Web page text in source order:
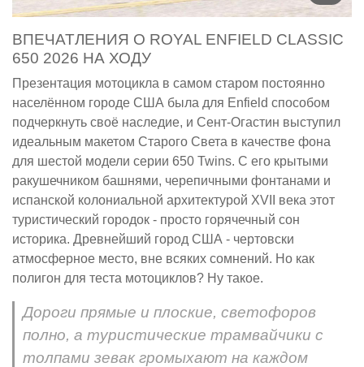
ВПЕЧАТЛЕНИЯ О ROYAL ENFIELD CLASSIC
650 2026 НА ХОДУ
Презентация мотоцикла в самом старом постоянно
населённом городе США была для Enfield способом
подчеркнуть своё наследие, и Сент-Огастин выступил
идеальным макетом Старого Света в качестве фона
для шестой модели серии 650 Twins. С его крытыми
ракушечником башнями, черепичными фонтанами и
испанской колониальной архитектурой XVII века этот
туристический городок - просто горячечный сон
историка. Древнейший город США - чертовски
атмосферное место, вне всяких сомнений. Но как
полигон для теста мотоциклов? Ну такое.
Дороги прямые и плоские, светофоров
полно, а туристические трамвайчики с
толпами зевак громыхают на каждом